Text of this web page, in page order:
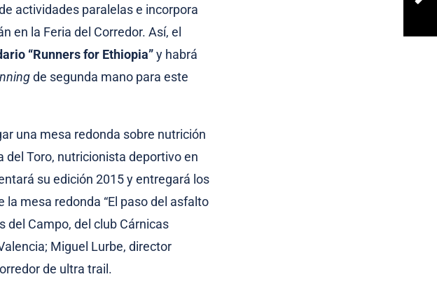
actividades paralelas e incorpora
en la Feria del Corredor. Así, el
“Runners for Ethiopia”y habrá
de segunda mano para este
una mesa redonda sobre nutrición
del Toro, nutricionista deportivo en
su edición 2015 y entregará los
mesa redonda “El paso del asfalto
del Campo, del club Cárnicas
Miguel Lurbe, director
de ultra trail.